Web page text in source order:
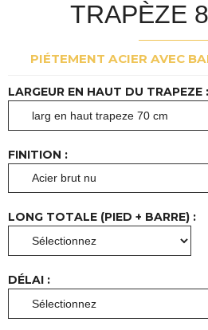
TRAPÈZE
PIÉTEMENT ACIER AVEC
LARGEUR EN HAUT DU TRAPEZE :
FINITION :
LONG TOTALE (PIED + BARRE) :
DÉLAI :